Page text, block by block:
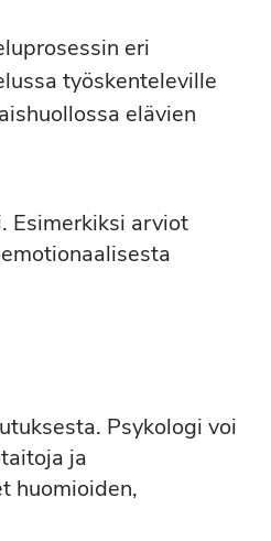
eri
työskenteleville
elävien
Esimerkiksi arviot
Psykologi voi
ja
huomioiden,